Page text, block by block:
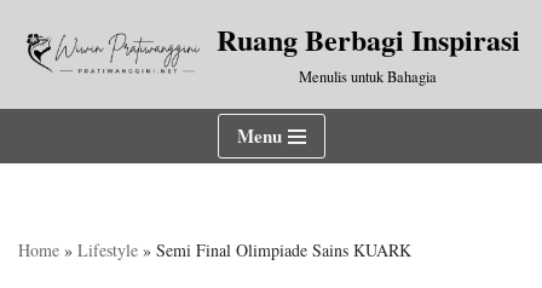
Lompat
Ruang Berbagi Inspirasi
Menulis untuk Bahagia
Menu
Home » Lifestyle » Semi Final Olimpiade Sains KUARK